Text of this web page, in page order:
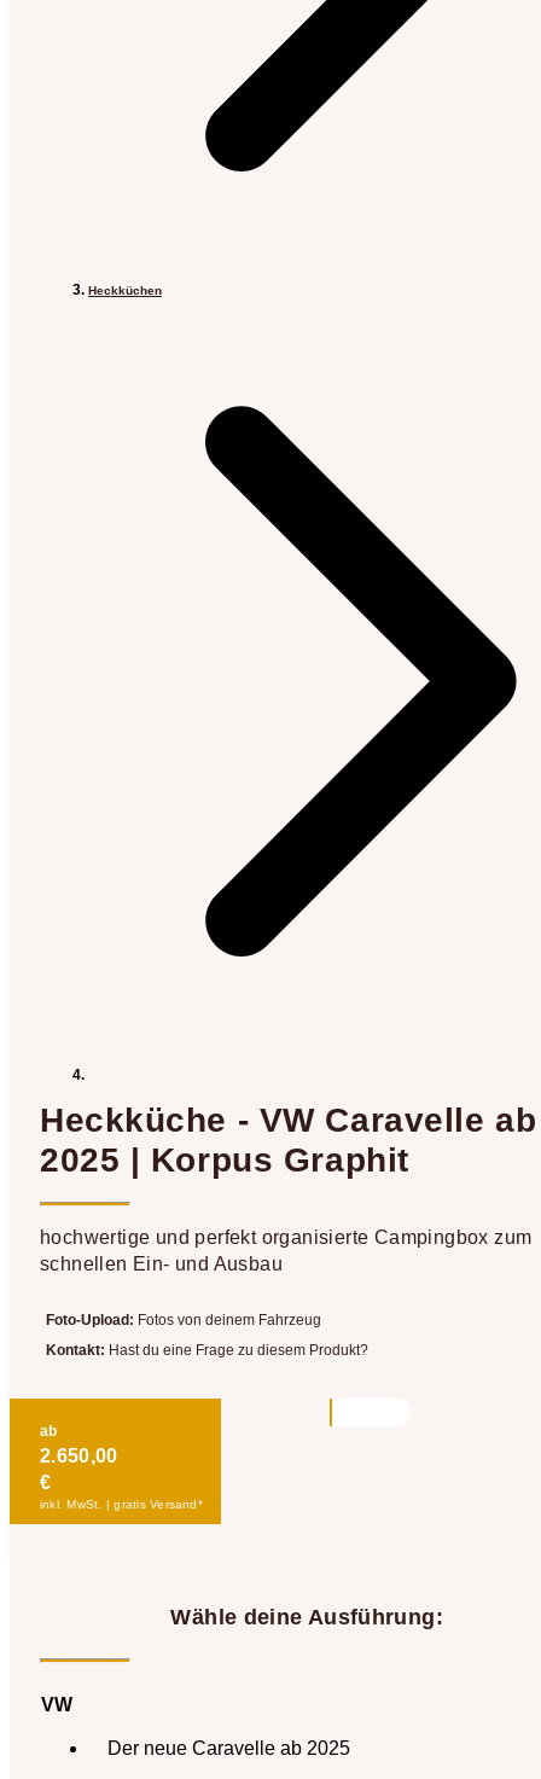
Heckküchen
Heckküche - VW Caravelle ab
2025 | Korpus Graphit
hochwertige und perfekt organisierte Campingbox zum
schnellen Ein- und Ausbau
Foto-Upload: Fotos von deinem Fahrzeug
Kontakt: Hast du eine Frage zu diesem Produkt?
ab
2.650,00
€
inkl. MwSt. | gratis Versand*
Wähle deine Ausführung:
VW
Der neue Caravelle ab 2025